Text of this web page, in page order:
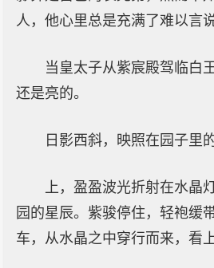
人，他心里总是充满了难以言
当皇太子从紫宸殿驾临白
还是亮的。
日影西斜，映照在园子里
上，盈盈波光折射在水晶
园的星辰。紫骏停住，轻袍缓
车，从水晶之中穿行而来，看